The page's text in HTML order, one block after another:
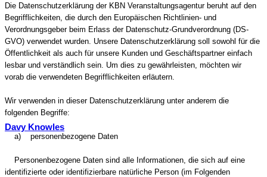
Davy Knowles
Die Datenschutzerklärung der KBN Veranstaltungsagentur beruht auf den
Begrifflichkeiten, die durch den Europäischen Richtlinien- und
Verordnungsgeber beim Erlass der Datenschutz-Grundverordnung (DS-
GVO) verwendet wurden. Unsere Datenschutzerklärung soll sowohl für die
Öffentlichkeit als auch für unsere Kunden und Geschäftspartner einfach
lesbar und verständlich sein. Um dies zu gewährleisten, möchten wir
vorab die verwendeten Begrifflichkeiten erläutern.
Wir verwenden in dieser Datenschutzerklärung unter anderem die
folgenden Begriffe:
a) personenbezogene Daten
Personenbezogene Daten sind alle Informationen, die sich auf eine
identifizierte oder identifizierbare natürliche Person (im Folgenden